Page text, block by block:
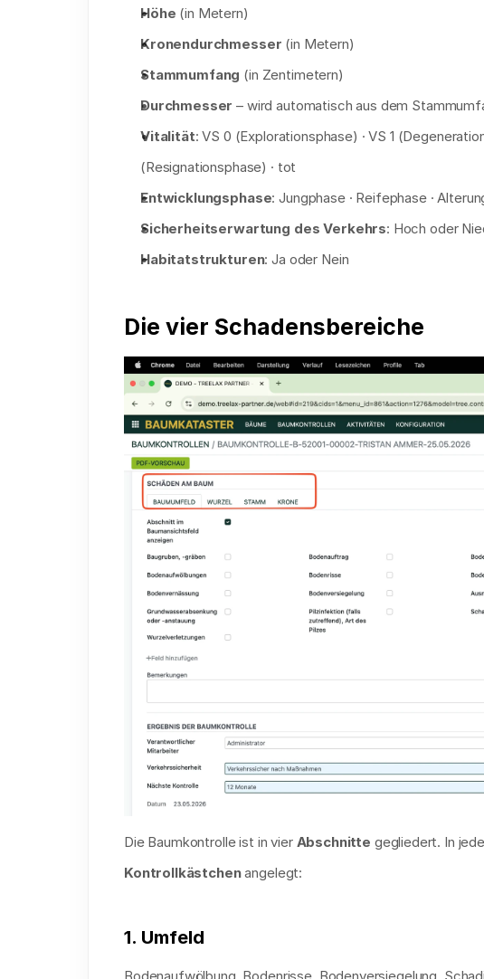
Höhe (in Metern)
Kronendurchmesser (in Metern)
Stammumfang (in Zentimetern)
Durchmesser – wird automatisch aus dem
Vitalität: VS 0 (Explorationsphase) · VS 1
(Resignationsphase) · tot
Entwicklungsphase: Jungphase · Reifephase ·
Sicherheitserwartung des Verkehrs: Hoch oder
Habitatstrukturen: Ja oder Nein
Die vier Schadensbereiche
Die Baumkontrolle ist in vier Abschnitte
Kontrollkästchen angelegt:
1. Umfeld